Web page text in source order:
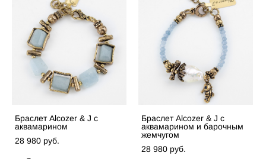
Браслет Alcozer & J с
аквамарином
28 980 pуб.
Браслет Alcozer & J с
аквамарином и барочным
жемчугом
28 980 pуб.